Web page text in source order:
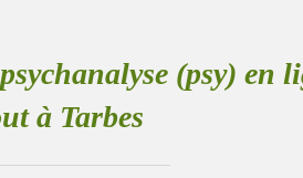
(psy) en
à Tarbes